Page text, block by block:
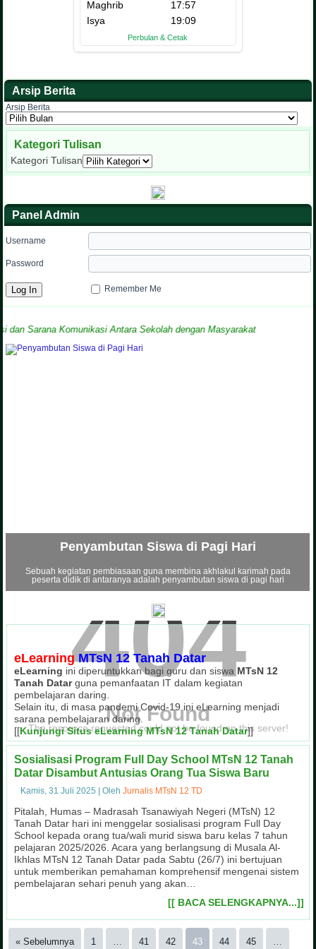
Arsip Berita
Arsip Berita
Kategori Tulisan
Kategori Tulisan
Panel Admin
Username
Password
Remember Me
Komunikasi Antara Sekolah dengan Masyarakat
Pelaksanaan upacara bendera setiap hari Senin pagi,
Ekstrakurikuler Tahfizh Al-Qur'an
Tahfizh Al-Qur'an merupakan salah satu kegiatan ekstrakurikuler unggulan
MTsN 12 Tanah Datar
Penyambutan Siswa di Pagi Hari
Sebuah kegiatan pembiasaan guna membina akhlakul karimah pada
peserta didik di antaranya adalah penyambutan siswa di pagi hari
Kegiatan Penilaian Lomba Sekolah Sehat (LSS) MTsN 12 Tanah
Masa Ta'aruf Siswa Madrasah
Masa Ta'aruf Siswa Madrasah (Matsama) di MTsN 12 Tanah Datar
guna pembinaan kedisiplinan
Ekstrakurikuler Pramuka juga menjadi wadah dalam membina mental
Kegiatan OSIM Cup MTsN 12 Tanah Datar sebagai wujud partisipasi
MTsN 12 Tanah Datar meraih Juara I Sepak Bola pada kegiatan
Kegiatan gotong royong di lingkungan masyarakat sebagai wujud
eLearning MTsN 12 Tanah Datar
eLearning ini diperuntukkan bagi guru dan siswa MTsN 12
Tanah Datarguna pemanfaatan IT dalam kegiatan
pembelajaran daring.
Selain itu, di masa pandemi Covid-19 ini eLearning menjadi
sarana pembelajaran daring.
[[Kunjungi Situs eLearning MTsN 12 Tanah Datar]]
Sosialisasi Program Full Day School MTsN 12 Tanah
Datar Disambut Antusias Orang Tua Siswa Baru
Kamis, 31 Juli 2025 |Oleh Jurnalis MTsN 12 TD
Pitalah, Humas – Madrasah Tsanawiyah Negeri (MTsN) 12
Tanah Datar hari ini menggelar sosialisasi program Full Day
School kepada orang tua/wali murid siswa baru kelas 7 tahun
pelajaran 2025/2026. Acara yang berlangsung di Musala Al-
Ikhlas MTsN 12 Tanah Datar pada Sabtu (26/7) ini bertujuan
untuk memberikan pemahaman komprehensif mengenai sistem
pembelajaran sehari penuh yang akan…
[[ BACA SELENGKAPNYA...]]
« Sebelumnya 1 41 42 43 44 45
404
Not Found
The resource requested could not be found on this server!